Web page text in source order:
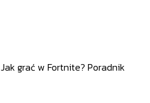
Jak grać w Fortnite? Poradnik